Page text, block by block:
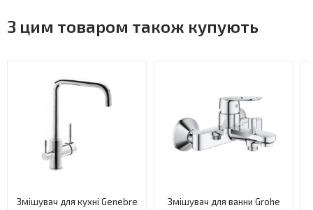
З цим товаром також купують
Змішувач для кухні Genebre
Змішувач для ванни Grohe